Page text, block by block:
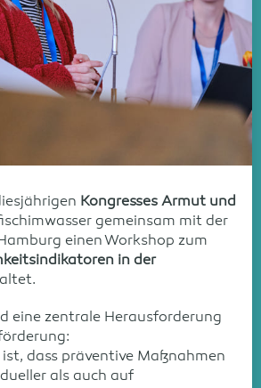
Kongresses Armut und
gemeinsam mit der
einen Workshop zum
in der
eine zentrale Herausforderung
dass präventive Maßnahmen
als auch auf